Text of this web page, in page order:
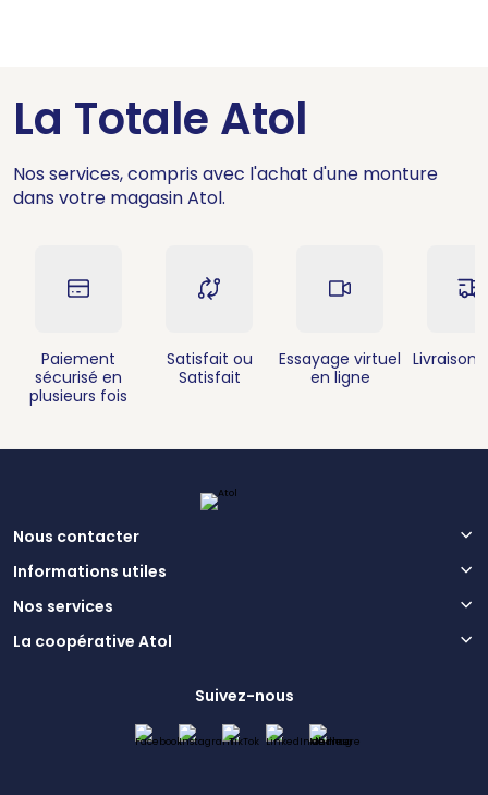
La Totale Atol
Nos services, compris avec l'achat d'une monture
dans votre magasin Atol.
Paiement
sécurisé en
plusieurs fois
Satisfait ou
Satisfait
Essayage virtuel
en ligne
Livraison
Nous contacter
Informations utiles
Nos services
La coopérative Atol
Suivez-nous